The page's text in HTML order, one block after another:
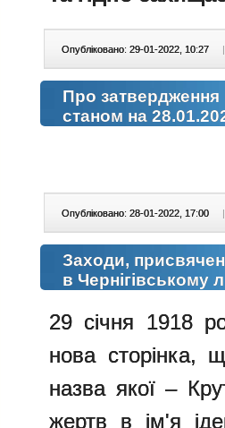
Опубліковано: 29-01-2022, 10:27 |
Про
станом на
Опубліковано: 28-01-2022, 17:00 |
Заходи,
в Чернігівському
29 січня 1918
нова сторінка,
назва якої –
жертв в ім'я